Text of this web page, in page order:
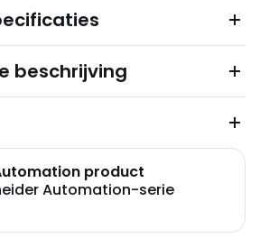
beschrijving
product
Automation-serie